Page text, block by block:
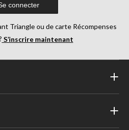
connecter
Triangle ou de carte Récompenses
S’inscrire maintenant